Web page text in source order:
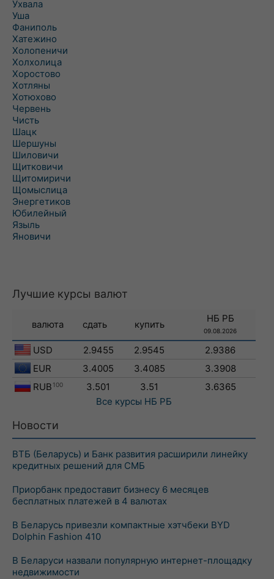
Ухвала
Уша
Фаниполь
Хатежино
Холопеничи
Холхолица
Хоростово
Хотляны
Хотюхово
Червень
Чисть
Шацк
Шершуны
Шиловичи
Щитковичи
Щитомиричи
Щомыслица
Энергетиков
Юбилейный
Языль
Яновичи
Лучшие курсы валют
валюта сдать купить
НБ РБ
09.08.2026
USD 2.9455 2.9545
2.9386
EUR
3.4005 3.4085
3.3908
RUB 100 3.501 3.51
3.6365
Все курсы НБ РБ
Новости
ВТБ (Беларусь) и Банк развития расширили линейку
кредитных решений для СМБ
Приорбанк предоставит бизнесу 6 месяцев
бесплатных платежей в 4 валютах
В Беларусь привезли компактные хэтчбеки BYD
Dolphin Fashion 410
В Беларуси назвали популярную интернет-площадку
недвижимости